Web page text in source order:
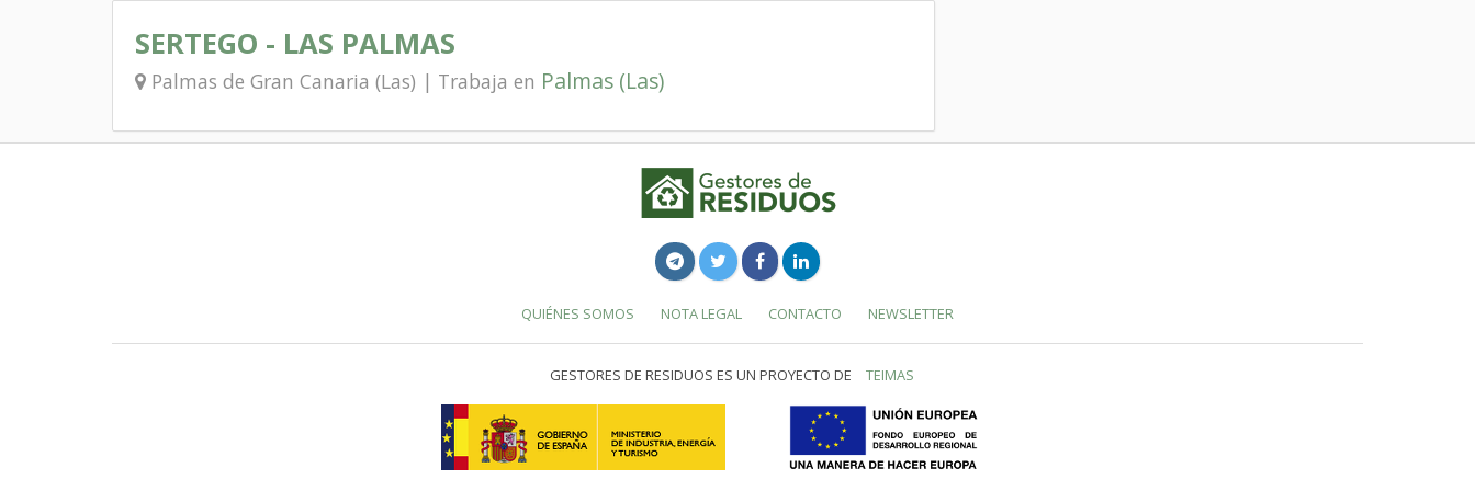
SERTEGO - LAS PALMAS
Palmas de Gran Canaria (Las) | Trabaja en Palmas (Las)
QUIÉNES SOMOS NOTA LEGAL CONTACTO NEWSLETTER
GESTORES DE RESIDUOS ES UN PROYECTO DE TEIMAS